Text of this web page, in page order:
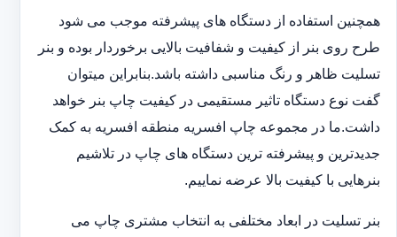
همچنین استفاده از دستگاه های پیشرفته موجب می شود
طرح روی بنر از کیفیت و شفافیت بالایی برخوردار بوده و بنر
تسلیت ظاهر و رنگ مناسبی داشته باشد.بنابراین میتوان
گفت نوع دستگاه تاثیر مستقیمی در کیفیت چاپ بنر خواهد
داشت.ما در مجموعه چاپ افسریه منطقه افسریه به کمک
جدیدترین و پیشرفته ترین دستگاه های چاپ در تلاشیم
بنرهایی با کیفیت بالا عرضه نماییم.
بنر تسلیت در ابعاد مختلفی به انتخاب مشتری چاپ می